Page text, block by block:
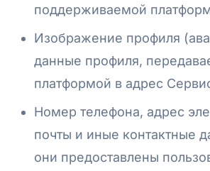
поддерживаемой
Изображение профиля
данные профиля,
платформой в адрес
Номер телефона, адрес
почты и иные контактные
они предоставлены